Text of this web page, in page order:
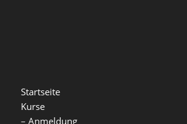
Startseite
Kurse
– Anmeldung